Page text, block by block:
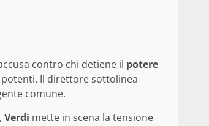
contro chi detiene il potere
Il direttore sottolinea
comune.
Verdi mette in scena la tensione